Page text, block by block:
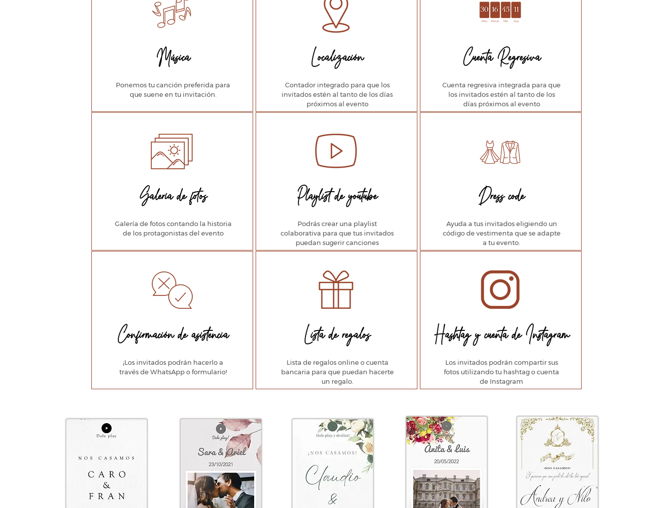
Música
Ponemos tu canción preferida para
que suene en tu invitación.
Galería de fotos
Galería de fotos contando la historia
de los protagonistas del evento
Confirmación de asistencia
¡Los invitados podrán hacerlo a
través de WhatsApp o formulario!
Localización
Contador integrado para que los
invitados estén al tanto de los días
próximos al evento
Playlist de youtube
Podrás crear una playlist
colaborativa para que tus invitados
puedan sugerir canciones
Lista de regalos
Lista de regalos online o cuenta
bancaria para que puedan hacerte
un regalo.
Cuenta Regresiva
Cuenta regresiva integrada para que
los invitados estén al tanto de los
días próximos al evento
Dress code
Ayuda a tus invitados eligiendo un
código de vestimenta que se adapte
a tu evento.
Hashtag y cuenta de Instagram
Los invitados podrán compartir sus
fotos utilizando tu hashtag o cuenta
de Instagram